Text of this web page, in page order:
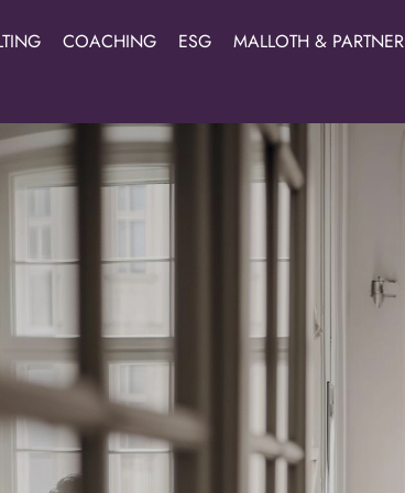
COACHING ESG MALLOTH & PARTNER